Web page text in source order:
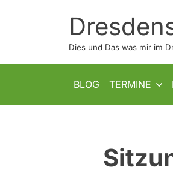
Dies und Das was mir im
BLOG TERMINE SHOW